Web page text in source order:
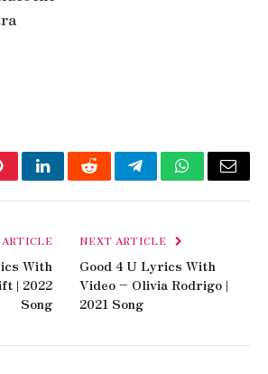
LinkedInRedditTelegramWhatsApp
Email
With
| 2022
Song
NEXT ARTICLE
Good 4 U Lyrics With
Video – Olivia Rodrigo |
2021 Song